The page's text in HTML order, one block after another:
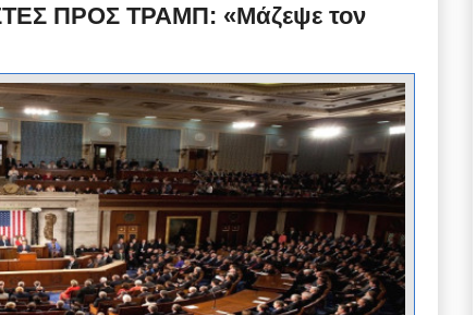
ΠΡΟΣ ΤΡΑΜΠ: «Μάζεψε τον